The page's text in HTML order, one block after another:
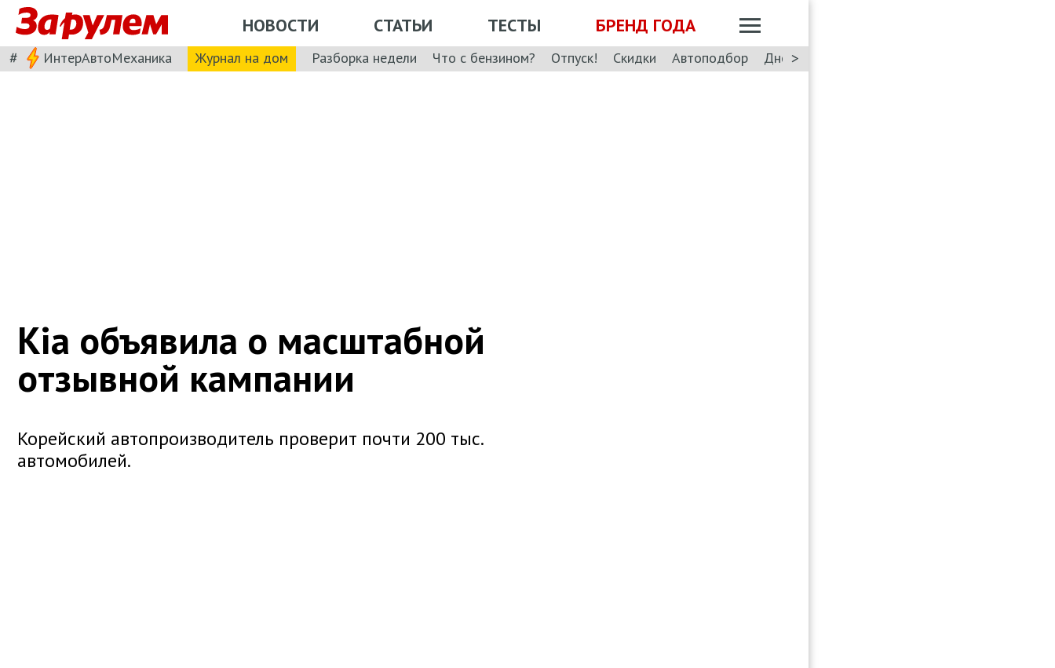
НОВОСТИ СТАТЬИ ТЕСТЫ БРЕНД ГОДА
# ИнтерАвтоМеханика Журнал на дом Разборка недели Что с бензином? Отпуск! Скидки Автоподбор Дневник: Лада Искра
>
Kia объявила о масштабной
отзывной кампании
Корейский автопроизводитель проверит почти 200 тыс.
автомобилей.